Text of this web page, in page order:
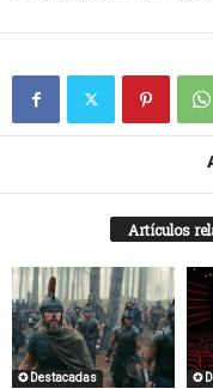
Artículos
✪ Destacadas ✪